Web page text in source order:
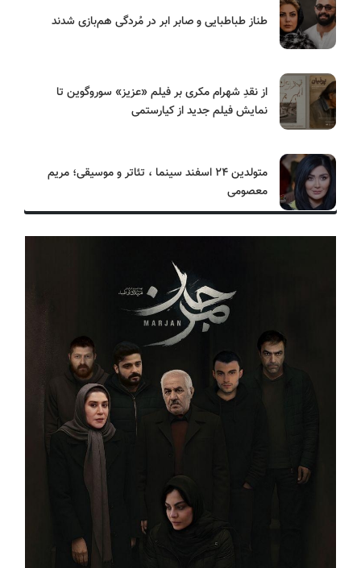
طناز طباطبایی و صابر ابر در مُردگی هم‌بازی شدند
از نقدِ شهرام مکری بر فیلم «عزیز» سوروگوین تا
نمایش فیلم جدید از کیارستمی
متولدین ۲۴ اسفند سینما ، تئاتر و موسیقی؛ مریم
معصومی